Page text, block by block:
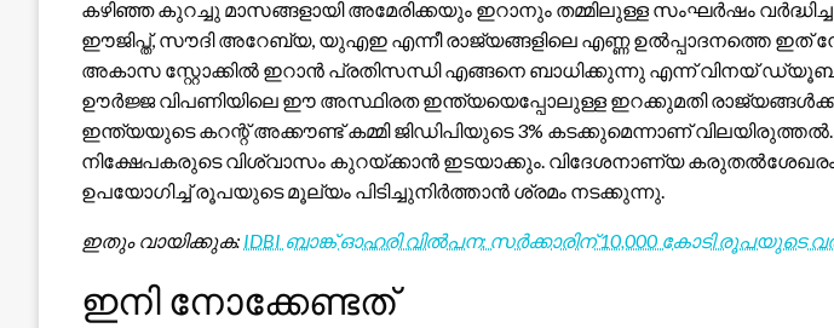
കഴിഞ്ഞ കുറച്ചു മാസങ്ങളായി അമേരിക്കയും ഇറാനും തമ്മിലുള്ള സംഘർഷം
ഈജിപ്ത്, സൗദി അറേബ്യ, യുഎഇ എന്നീ രാജ്യങ്ങളിലെ എണ്ണ ഉൽപ്പാദനത്തെ ഇത്
അകാസ സ്റ്റോക്കിൽ ഇറാൻ പ്രതിസന്ധി എങ്ങനെ ബാധിക്കുന്നു എന്ന് വിനയ് ഡ്യൂബ്
ഊർജ്ജ വിപണിയിലെ ഈ അസ്ഥിരത ഇന്ത്യയെപ്പോലുള്ള ഇറക്കുമതി
ഇന്ത്യയുടെ കറന്റ് അക്കൗണ്ട് കമ്മി ജിഡിപിയുടെ 3% കടക്കുമെന്നാണ്
നിക്ഷേപകരുടെ വിശ്വാസം കുറയ്ക്കാൻ ഇടയാക്കും. വിദേശനാണ്യ
ഉപയോഗിച്ച് രൂപയുടെ മൂല്യം പിടിച്ചുനിർത്താൻ ശ്രമം നടക്കുന്നു.
ഇതും വായിക്കുക: IDBI ബാങ്ക് ഓഹരി വിൽപന: സർക്കാരിന് 10,000 കോടി രൂപയുടെ
ഇനി നോക്കേണ്ടത്